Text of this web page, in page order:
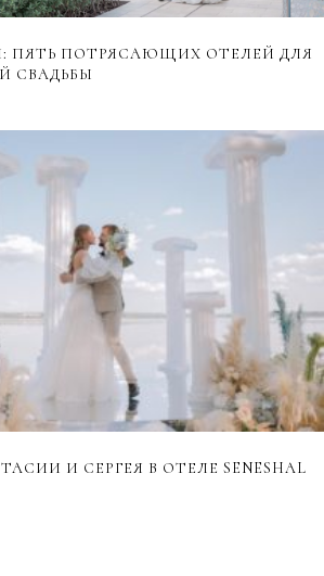
ПЯТЬ ПОТРЯСАЮЩИХ ОТЕЛЕЙ ДЛЯ
СВАДЬБЫ
И СЕРГЕЯ В ОТЕЛЕ SENESHAL